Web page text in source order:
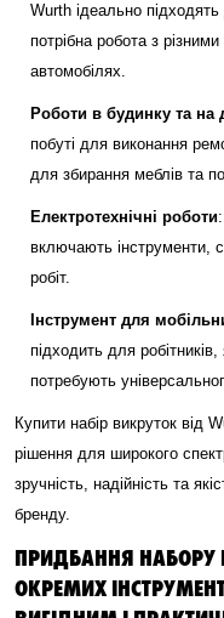
Wurth ідеально
потрібна робота з
автомобілях.
Роботи в будинку та на
побуті для виконання
для збирання меблів та
Електротехнічні роботи
включають інструменти,
робіт.
Інструмент для
підходить для робітників,
потребують
Купити набір викруток від
рішення для широкого
зручність, надійність та
бренду.
ПРИДБАННЯ НАБОРУ
ОКРЕМИХ